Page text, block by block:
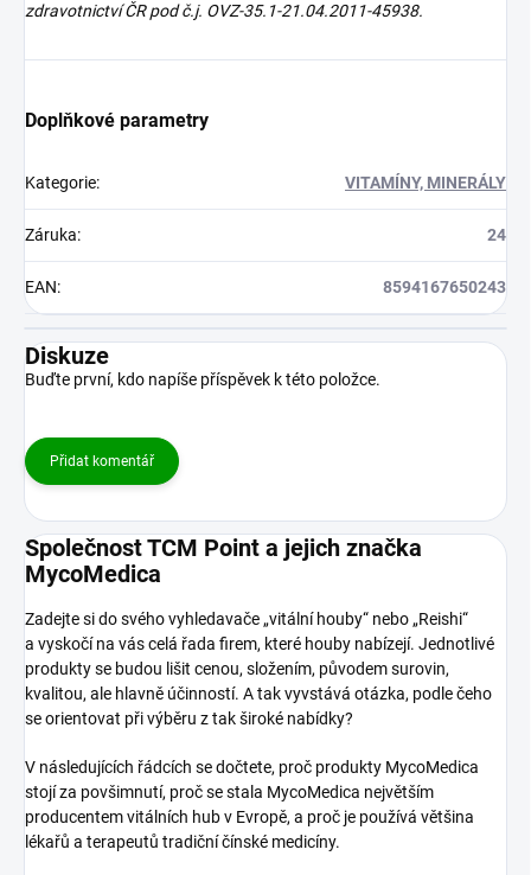
zdravotnictví ČR pod č.j. OVZ-35.1-21.04.2011-45938.
Doplňkové parametry
Kategorie: VITAMÍNY, MINERÁLY
Záruka: 24
EAN: 8594167650243
Diskuze
Buďte první, kdo napíše příspěvek k této položce.
Přidat komentář
Společnost TCM Point a jejich značka
MycoMedica
Zadejte si do svého vyhledavače „vitální houby“ nebo „Reishi“
a vyskočí na vás celá řada firem, které houby nabízejí. Jednotlivé
produkty se budou lišit cenou, složením, původem surovin,
kvalitou, ale hlavně účinností. A tak vyvstává otázka, podle čeho
se orientovat při výběru z tak široké nabídky?
V následujících řádcích se dočtete, proč produkty MycoMedica
stojí za povšimnutí, proč se stala MycoMedica největším
producentem vitálních hub v Evropě, a proč je používá většina
lékařů a terapeutů tradiční čínské medicíny.